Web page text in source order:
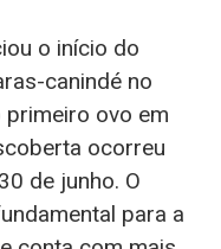
o início do
canindé no
ovo em
ocorreu
de junho. O
para a